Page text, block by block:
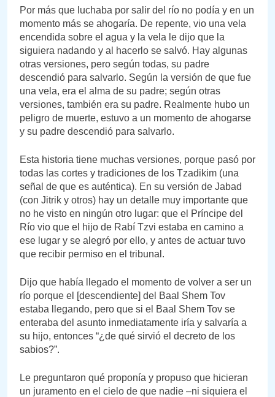
Por más que luchaba por salir del río no podía y en un
momento más se ahogaría. De repente, vio una vela
encendida sobre el agua y la vela le dijo que la
siguiera nadando y al hacerlo se salvó. Hay algunas
otras versiones, pero según todas, su padre
descendió para salvarlo. Según la versión de que fue
una vela, era el alma de su padre; según otras
versiones, también era su padre. Realmente hubo un
peligro de muerte, estuvo a un momento de ahogarse
y su padre descendió para salvarlo.
Esta historia tiene muchas versiones, porque pasó por
todas las cortes y tradiciones de los Tzadikim (una
señal de que es auténtica). En su versión de Jabad
(con Jitrik y otros) hay un detalle muy importante que
no he visto en ningún otro lugar: que el Príncipe del
Río vio que el hijo de Rabí Tzvi estaba en camino a
ese lugar y se alegró por ello, y antes de actuar tuvo
que recibir permiso en el tribunal.
Dijo que había llegado el momento de volver a ser un
río porque el [descendiente] del Baal Shem Tov
estaba llegando, pero que si el Baal Shem Tov se
enteraba del asunto inmediatamente iría y salvaría a
su hijo, entonces “¿de qué sirvió el decreto de los
sabios?”.
Le preguntaron qué proponía y propuso que hicieran
un juramento en el cielo de que nadie –ni siquiera el